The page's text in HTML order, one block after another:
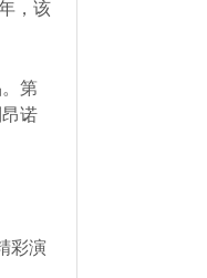
，该
第
诺
彩演